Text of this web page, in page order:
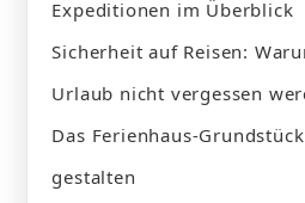
Expeditionen im Überblick
Sicherheit auf Reisen:
Urlaub nicht vergessen
Das Ferienhaus-
gestalten